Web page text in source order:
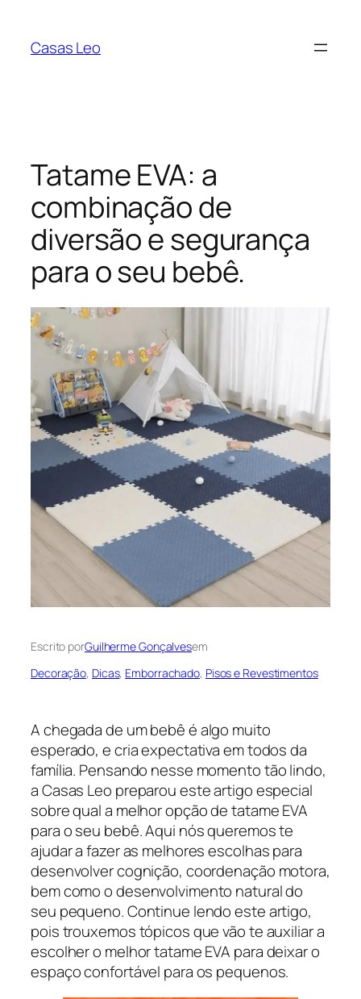
Casas Leo
Tatame EVA: a
combinação de
diversão e segurança
para o seu bebê.
Escrito porGuilherme Gonçalvesem
Decoração, Dicas, Emborrachado, Pisos e Revestimentos
A chegada de um bebê é algo muito
esperado, e cria expectativa em todos da
família. Pensando nesse momento tão lindo,
a Casas Leo preparou este artigo especial
sobre qual a melhor opção de tatame EVA
para o seu bebê. Aqui nós queremos te
ajudar a fazer as melhores escolhas para
desenvolver cognição, coordenação motora,
bem como o desenvolvimento natural do
seu pequeno. Continue lendo este artigo,
pois trouxemos tópicos que vão te auxiliar a
escolher o melhor tatame EVA para deixar o
espaço confortável para os pequenos.